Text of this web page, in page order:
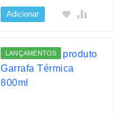
Adicionar
LANÇAMENTOS